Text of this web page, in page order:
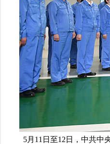
5月11日至12日，中共中